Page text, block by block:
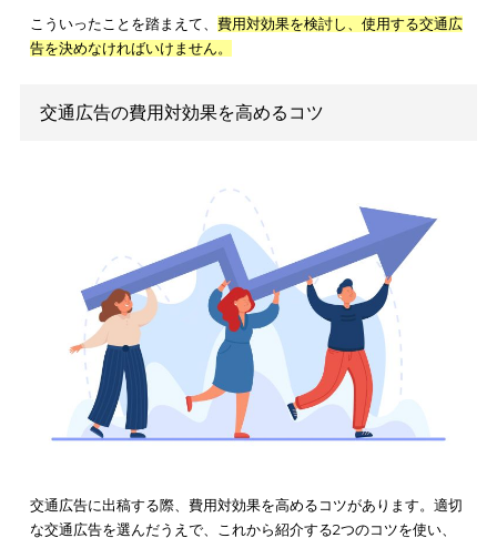
いてよくわかりますので、ぜひ参考にしてみてください。
中しやすい空間に広告を流すことで、印象に残る宣伝が可能で
トイレの個室に設置するデジタルサイネージに広告を配信した
xadboxがおすすめです。ターゲットに近い利用者に広
配信し、効果も検証しやすいため、 効率的な宣伝が可能です。
交通広告で価格差の出る理由